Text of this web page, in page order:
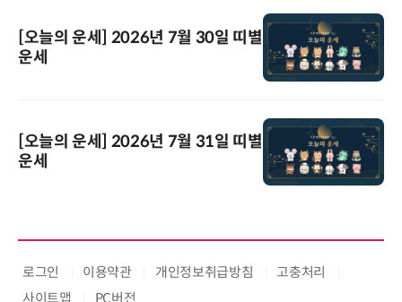
[오늘의 운세] 2026년 7월 30일 띠별
운세
[오늘의 운세] 2026년 7월 31일 띠별
운세
로그인 이용약관 개인정보취급방침
고충처리
사이트맵
PC버전